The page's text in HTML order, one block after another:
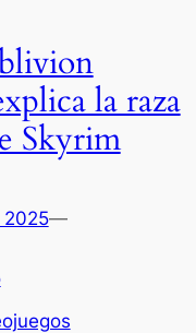
la raza
Skyrim
2025—